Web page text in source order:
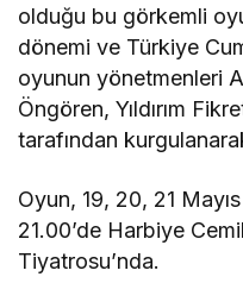
olduğu bu görkemli
dönemi ve Türkiye
oyunun yönetmenleri
Öngören, Yıldırım
tarafından
Oyun, 19, 20, 21
21.00’de Harbiye
Tiyatrosu’nda.